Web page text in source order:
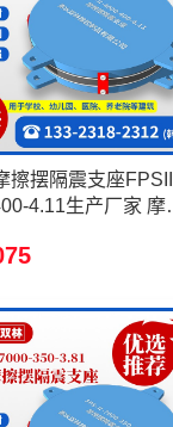
擦摆隔震支座
4.11生产厂家 摩
4000-300-3.48
源头工厂